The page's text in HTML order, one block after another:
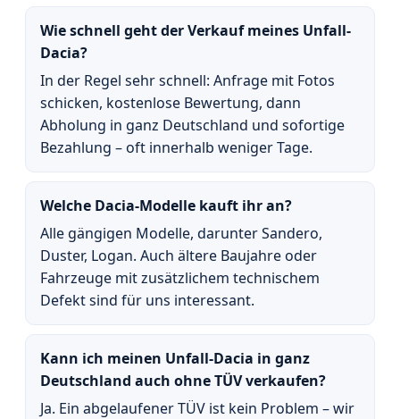
Wie schnell geht der Verkauf meines Unfall-
Dacia?
In der Regel sehr schnell: Anfrage mit Fotos
schicken, kostenlose Bewertung, dann
Abholung in ganz Deutschland und sofortige
Bezahlung – oft innerhalb weniger Tage.
Welche Dacia-Modelle kauft ihr an?
Alle gängigen Modelle, darunter Sandero,
Duster, Logan. Auch ältere Baujahre oder
Fahrzeuge mit zusätzlichem technischem
Defekt sind für uns interessant.
Kann ich meinen Unfall-Dacia in ganz
Deutschland auch ohne TÜV verkaufen?
Ja. Ein abgelaufener TÜV ist kein Problem – wir